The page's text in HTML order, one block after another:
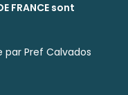
FRANCE sont
par Pref Calvados